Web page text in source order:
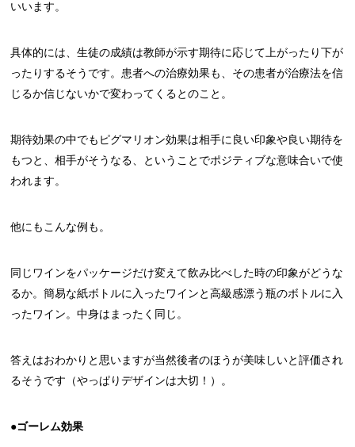
いいます。
具体的には、生徒の成績は教師が示す期待に応じて上がったり下が
ったりするそうです。患者への治療効果も、その患者が治療法を信
じるか信じないかで変わってくるとのこと。
期待効果の中でもピグマリオン効果は相手に良い印象や良い期待を
もつと、相手がそうなる、ということでポジティブな意味合いで使
われます。
他にもこんな例も。
同じワインをパッケージだけ変えて飲み比べした時の印象がどうな
るか。簡易な紙ボトルに入ったワインと高級感漂う瓶のボトルに入
ったワイン。中身はまったく同じ。
答えはおわかりと思いますが当然後者のほうが美味しいと評価され
るそうです（やっぱりデザインは大切！）。
●ゴーレム効果